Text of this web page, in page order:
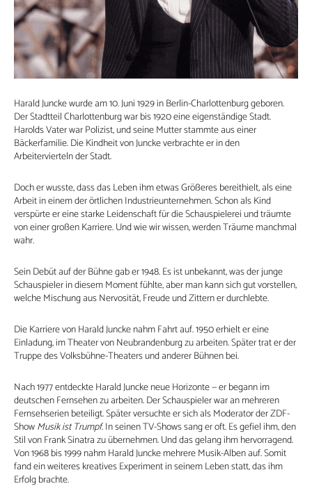
Harald Juncke wurde am 10. Juni 1929 in Berlin-Charlottenburg geboren.
Der Stadtteil Charlottenburg war bis 1920 eine eigenständige Stadt.
Harolds Vater war Polizist, und seine Mutter stammte aus einer
Bäckerfamilie. Die Kindheit von Juncke verbrachte er in den
Arbeitervierteln der Stadt.
Doch er wusste, dass das Leben ihm etwas Größeres bereithielt, als eine
Arbeit in einem der örtlichen Industrieunternehmen. Schon als Kind
verspürte er eine starke Leidenschaft für die Schauspielerei und träumte
von einer großen Karriere. Und wie wir wissen, werden Träume manchmal
wahr.
Sein Debüt auf der Bühne gab er 1948. Es ist unbekannt, was der junge
Schauspieler in diesem Moment fühlte, aber man kann sich gut vorstellen,
welche Mischung aus Nervosität, Freude und Zittern er durchlebte.
Die Karriere von Harald Juncke nahm Fahrt auf. 1950 erhielt er eine
Einladung, im Theater von Neubrandenburg zu arbeiten. Später trat er der
Truppe des Volksbühne-Theaters und anderer Bühnen bei.
Nach 1977 entdeckte Harald Juncke neue Horizonte — er begann im
deutschen Fernsehen zu arbeiten. Der Schauspieler war an mehreren
Fernsehserien beteiligt. Später versuchte er sich als Moderator der ZDF-
ShowMusik ist Trumpf. In seinen TV-Shows sang er oft. Es gefiel ihm, den
Stil von Frank Sinatra zu übernehmen. Und das gelang ihm hervorragend.
Von 1968 bis 1999 nahm Harald Juncke mehrere Musik-Alben auf. Somit
fand ein weiteres kreatives Experiment in seinem Leben statt, das ihm
Erfolg brachte.